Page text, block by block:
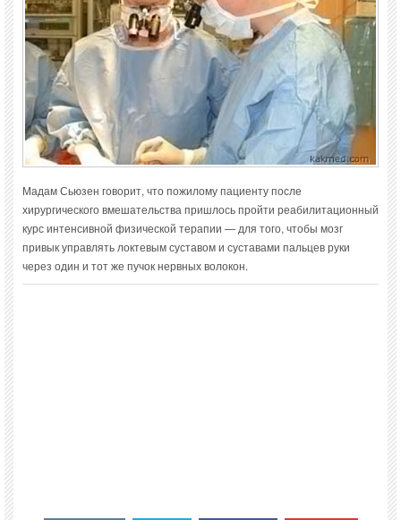
Мадам Сьюзен говорит, что пожилому пациенту после
хирургического вмешательства пришлось пройти реабилитационный
курс интенсивной физической терапии — для того, чтобы мозг
привык управлять локтевым суставом и суставами пальцев руки
через один и тот же пучок нервных волокон.